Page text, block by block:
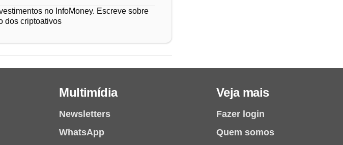
no InfoMoney. Escreve sobre
dos criptoativos
Multimídia
Newsletters
WhatsApp
Veja mais
Fazer login
Quem somos